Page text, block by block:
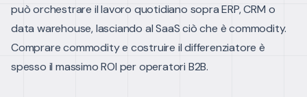
può orchestrare il lavoro quotidiano sopra ERP, CRM o
data warehouse, lasciando al SaaS ciò che è commodity.
Comprare commodity e costruire il differenziatore è
spesso il massimo ROI per operatori B2B.